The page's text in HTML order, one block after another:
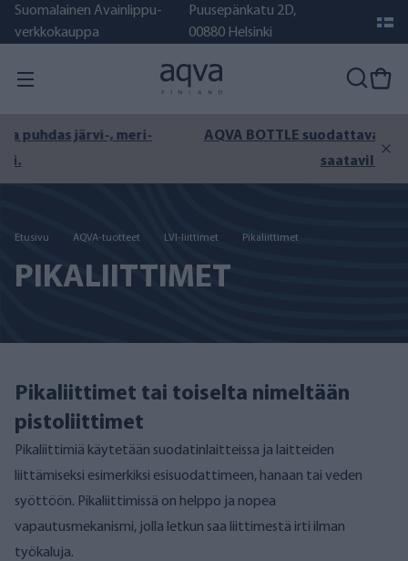
Suomalainen Avainlippu-
verkkokauppa
Puusepänkatu 2D,
00880 Helsinki
AQVA BOTTLE suodattava juomapullo jälleen
Etusivu AQVA-tuotteet LVI-liittimet Pikaliittimet
PIKALIITTIMET
Pikaliittimet tai toiselta nimeltään
pistoliittimet
Pikaliittimiä käytetään suodatinlaitteissa ja laitteiden
liittämiseksi esimerkiksi esisuodattimeen, hanaan tai veden
syöttöön. Pikaliittimissä on helppo ja nopea
vapautusmekanismi, jolla letkun saa liittimestä irti ilman
työkaluja.